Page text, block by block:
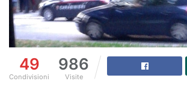
49
Condivisioni
986
Visite